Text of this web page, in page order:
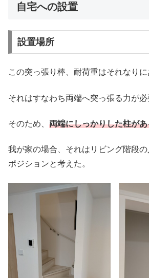
自宅への設置
設置場所
この突っ張り棒、耐荷重はそれなりに
それはすなわち両端へ突っ張る力が必
そのため、 両端にしっかりした柱が
我が家の場合、それはリビング階段
ポジションと考えた。